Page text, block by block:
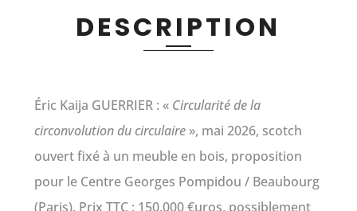
DESCRIPTION
Éric Kaija GUERRIER : « Circularité de la
circonvolution du circulaire», mai 2026, scotch
ouvert fixé à un meuble en bois, proposition
pour le Centre Georges Pompidou / Beaubourg
(Paris). Prix TTC : 150.000 €uros, possiblement